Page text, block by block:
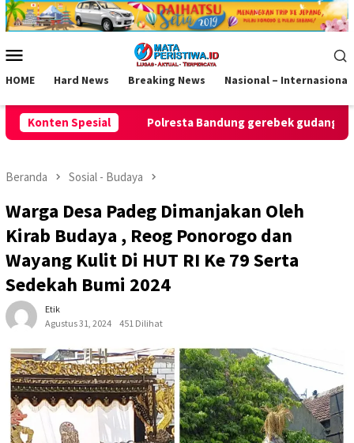
Loncat
ke
Mobile
HOME Hard News Breaking News Nasional – Internasional
Konten Spesial
Bandung gerebek gudang miras di Pameungpeuk
Beranda Sosial - Budaya
Warga Desa Padeg Dimanjakan Oleh
Kirab Budaya , Reog Ponorogo dan
Wayang Kulit Di HUT RI Ke 79 Serta
Sedekah Bumi 2024
Etik
Agustus 31, 2024
451 Dilihat